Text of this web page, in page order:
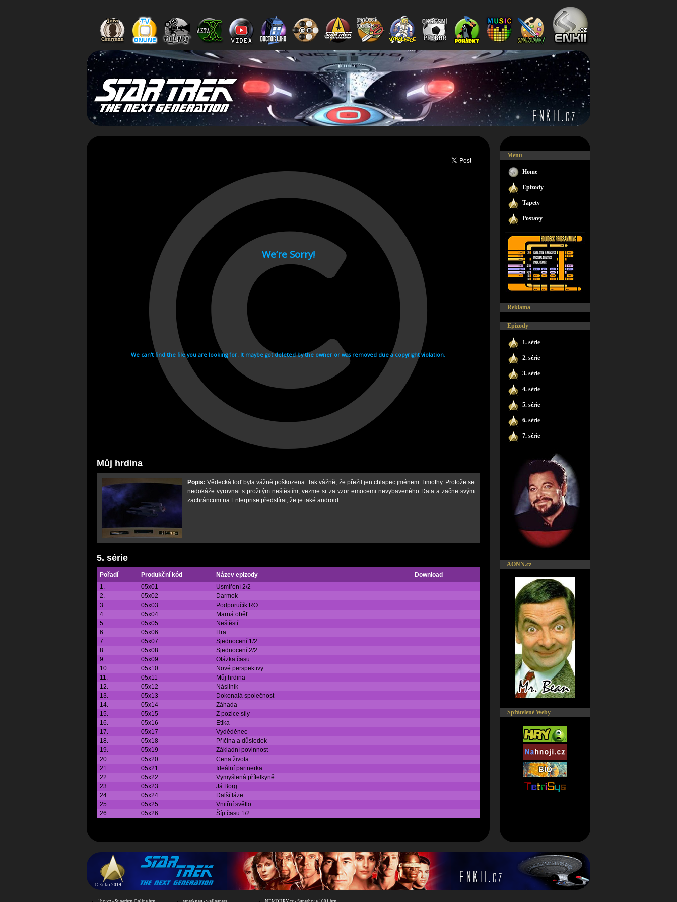
Můj hrdina
Popis: Vědecká loď byla vážně poškozena. Tak vážně, že přežil jen chlapec jménem Timothy. Protože se
nedokáže vyrovnat s prožitým neštěstím, vezme si za vzor emocemi nevybaveného Data a začne svým
zachráncům na Enterprise předstírat, že je také android.
5. série
Pořadí Produkční kód Název epizody
Download
1.
05x01
Usmíření 2/2
2.
05x02
Darmok
3.
05x03
Podporučík RO
4.
05x04
Marná oběť
5.
05x05
Neštěstí
6.
05x06
Hra
7.
05x07
Sjednocení 1/2
8.
05x08
Sjednocení 2/2
9.
05x09
Otázka času
10.
05x10
Nové perspektivy
11.
05x11
Můj hrdina
12.
05x12
Násilník
13.
05x13
Dokonalá společnost
14.
05x14
Záhada
15.
05x15
Z pozice síly
16.
05x16
Etika
17.
05x17
Vyděděnec
18.
05x18
Příčina a důsledek
19.
05x19
Základní povinnost
20.
05x20
Cena života
21.
05x21
Ideální partnerka
22.
05x22
Vymyšlená přítelkyně
23.
05x23
Já Borg
24.
05x24
Další fáze
25.
05x25
Vnitřní světlo
26.
05x26 Šíp času 1/2
Menu
Home
Epizody
Tapety
Postavy
Reklama
Epizody
1. série
2. série
3. série
4. série
5. série
6. série
7. série
AONN.cz
Spřátelené Weby
© Enkii 2019